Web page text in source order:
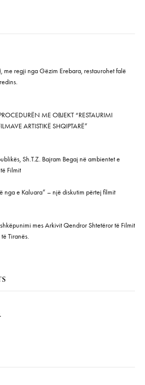
me regji nga Gëzim Erebara, restaurohet falë
ME OBJEKT “RESTAURIMI
ARTISTIKË SHQIPTARË”
Sh.T.Z. Bajram Begaj në ambientet e
Filmit
nga e Kaluara” – një diskutim përtej filmit
mes Arkivit Qendror Shtetëror të Filmit
Tiranës.